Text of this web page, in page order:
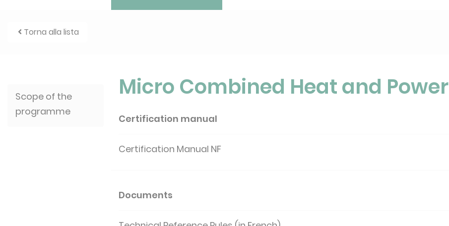
Torna alla lista
Scope of the
programme
Micro Combined Heat and Power
Certification manual
Certification Manual NF
Documents